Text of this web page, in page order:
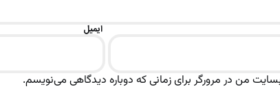
ایمیل
من در مرورگر برای زمانی که دوباره دیدگاهی می‌نویسم.